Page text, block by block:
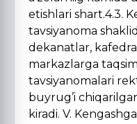
etishlari shart.4.3.
tavsiyanoma
dekanatlar,
markazlarga
tavsiyanomalari
buyrug’i
kiradi. V.